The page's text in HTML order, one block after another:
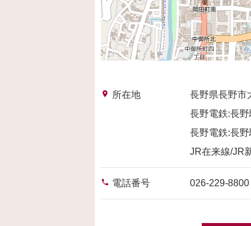
place 所在地
長野県長野市
長野電鉄:長
長野電鉄:長
JR在来線/JR
phone 電話番号 026-229-8800